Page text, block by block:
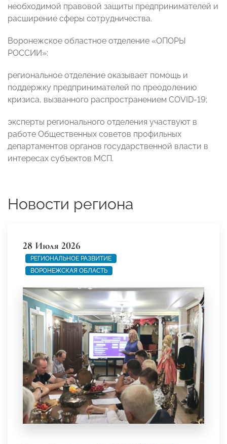
необходимой правовой защиты предпринимателей и
расширение сферы сотрудничества.
Воронежское областное отделение «ОПОРЫ
РОССИИ»:
региональное отделение оказывает помощь и
поддержку предпринимателей по преодолению
кризиса, вызванного распространением COVID-19;
эксперты регионального отделения участвуют в
работе Общественных советов профильных
департаментов органов государственной власти в
интересах субъектов МСП.
Новости региона
28 Июля 2026
РЕГИОНАЛЬНОЕ РАЗВИТИЕ
ВОРОНЕЖСКАЯ ОБЛАСТЬ